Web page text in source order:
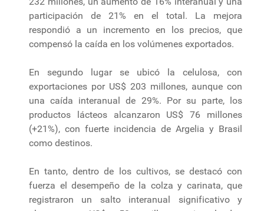
participación de 21% en el total. La mejora
respondió a un incremento en los precios, que
compensó la caída en los volúmenes exportados.
En segundo lugar se ubicó la celulosa, con
exportaciones por US$ 203 millones, aunque con
una caída interanual de 29%. Por su parte, los
productos lácteos alcanzaron US$ 76 millones
(+21%), con fuerte incidencia de Argelia y Brasil
como destinos.
En tanto, dentro de los cultivos, se destacó con
fuerza el desempeño de la colza y carinata, que
registraron un salto interanual significativo y